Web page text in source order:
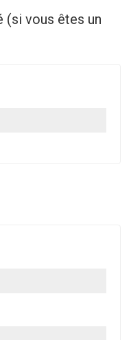
(si vous êtes un